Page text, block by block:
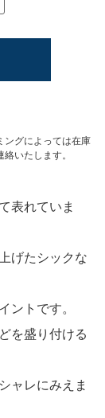
ングによっては在庫
いたします。
表れていま
げたシックな
ントです。
を盛り付ける
ャレにみえま